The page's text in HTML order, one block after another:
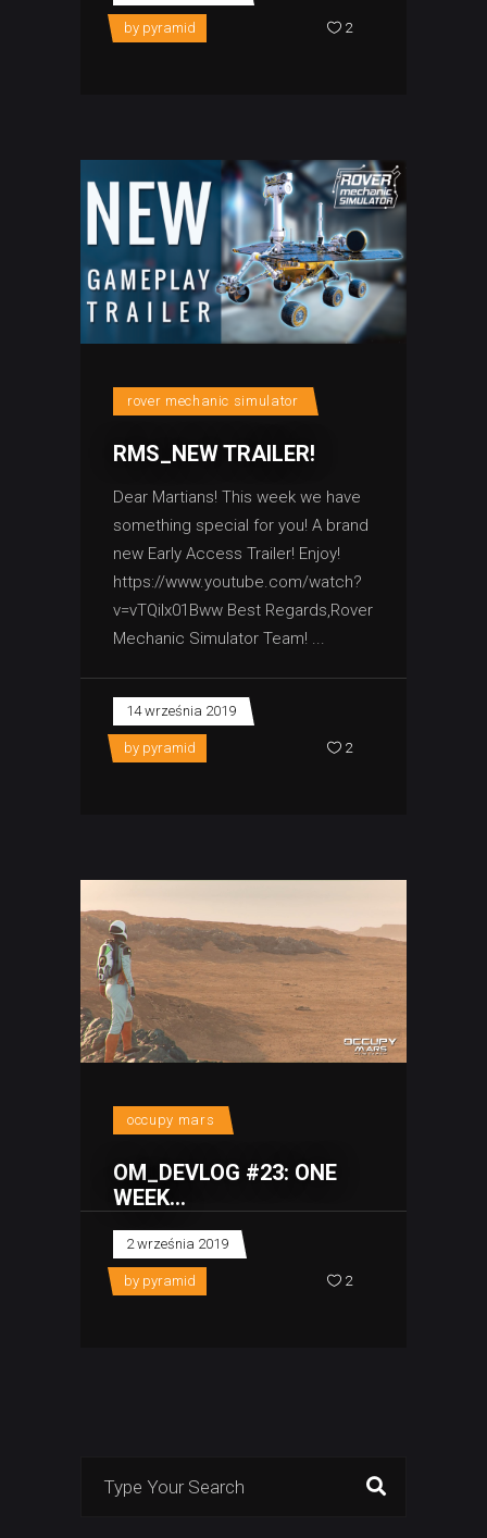
by pyramid 2
rover mechanic simulator
RMS_NEW TRAILER!
Dear Martians! This week we have
something special for you! A brand
new Early Access Trailer! Enjoy!
https://www.youtube.com/watch?
v=vTQilx01Bww Best Regards,Rover
Mechanic Simulator Team!
14 września 2019
by pyramid 2
occupy mars
OM_DEVLOG #23: ONE
WEEK…
2 września 2019
by pyramid 2